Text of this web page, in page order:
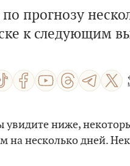
прогнозу
к следующим
увидите ниже,
на несколько дней.